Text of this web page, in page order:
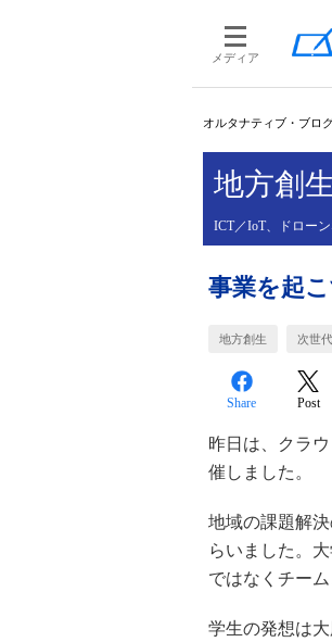
メディア
オルタナティブ・ブロ
地方創
ICT／IoT、ドロー
事業を起
地方創生 次世
Share Post
昨日は、クラ
催しました。
地域の課題解
らいました。
ではなくチー
学生の発想は